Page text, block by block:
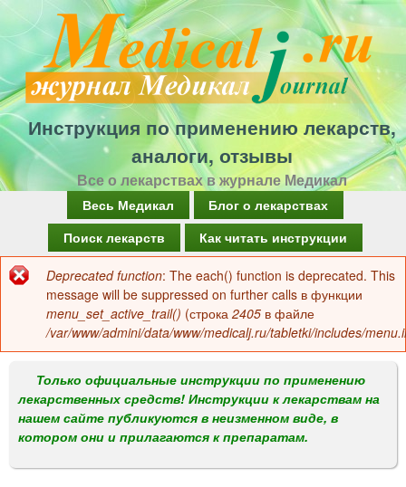
Перейти
к
основному
содержанию
Инструкция по применению лекарств,
аналоги, отзывы
Все о лекарствах в журнале Медикал
а
в
о
м
е
н
Весь Медикал
Блог о лекарствах
Поиск лекарств
Как читать инструкции
Сообщение
об
ошибке
Deprecated function: The each() function is deprecated. This
message will be suppressed on further calls в функции
menu_set_active_trail() (строка 2405 в файле
/var/www/admini/data/www/medicalj.ru/tabletki/includes/
Только официальные инструкции по применению
лекарственных средств! Инструкции к лекарствам на
нашем сайте публикуются в неизменном виде, в
котором они и прилагаются к препаратам.